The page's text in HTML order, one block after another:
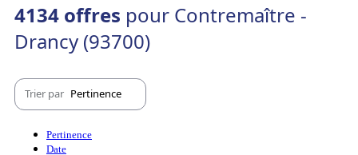
4134 offres pour Contremaître -
Drancy (93700)
Trier par Pertinence
Pertinence
Date